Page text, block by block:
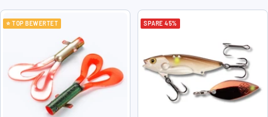
⭐ TOP BEWERTET SPARE 45%